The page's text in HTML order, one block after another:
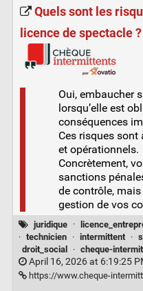
Quels sont les
licence de spectacle
Oui, embaucher
lorsqu’elle est
conséquences
Ces risques
et opérationnels.
Concrètement,
sanctions
de contrôle,
gestion de vos
juridique ·
· technicien · intermittent ·
droit_social
· cheque-
April 16, 2026 at 6:19:25
https://www.cheque-intermittents.com/quels-